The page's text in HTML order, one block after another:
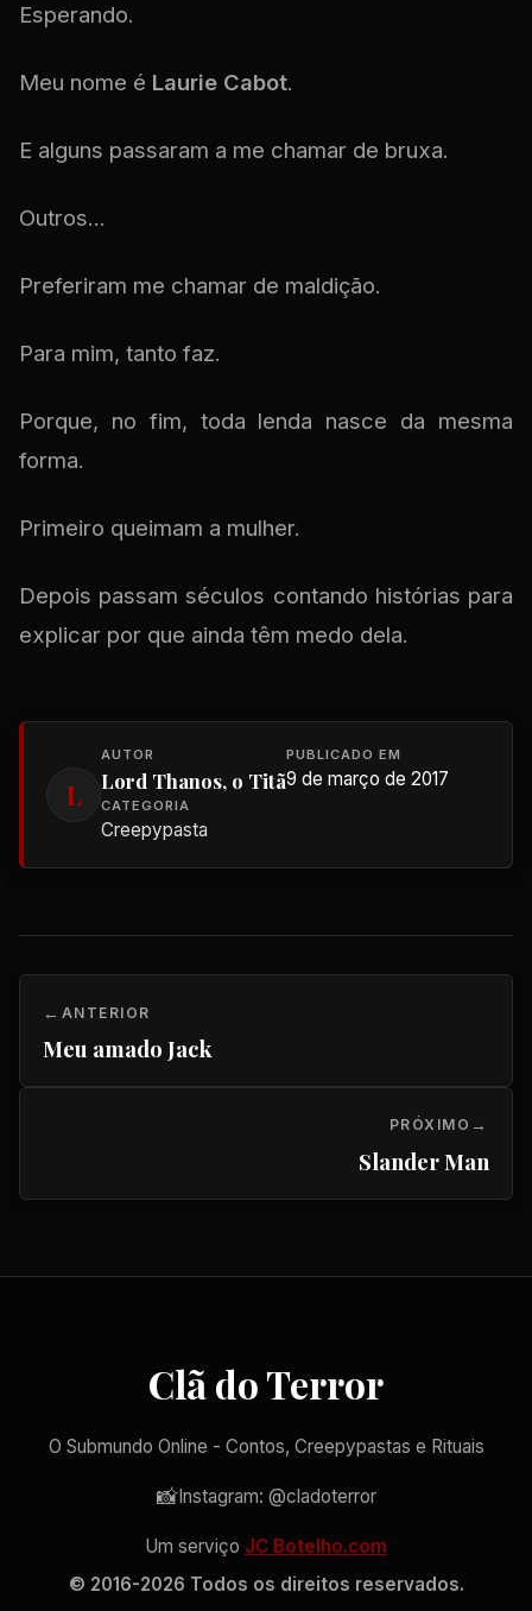
Esperando.
Meu nome é Laurie Cabot.
E alguns passaram a me chamar de bruxa.
Outros...
Preferiram me chamar de maldição.
Para mim, tanto faz.
Porque, no fim, toda lenda nasce da mesma
forma.
Primeiro queimam a mulher.
Depois passam séculos contando histórias para
explicar por que ainda têm medo dela.
L
AUTOR
Lord Thanos, o Titã
PUBLICADO EM
9 de março de 2017
CATEGORIA
Creepypasta
ANTERIOR
Meu amado Jack
PRÓXIMO
Slander Man
Clã do Terror
O Submundo Online - Contos, Creepypastas e Rituais
📸Instagram: @cladoterror
Um serviço JC Botelho.com
© 2016-2026 Todos os direitos reservados.